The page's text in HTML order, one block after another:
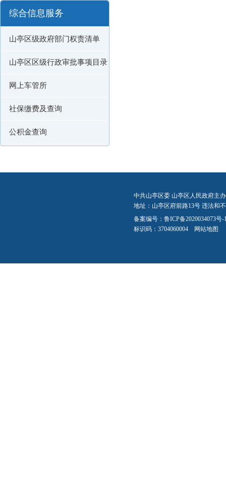
综合信息服务
山亭区级政府部门权责清单
山亭区区级行政审批事项目录
网上车管所
社保缴费及查询
公积金查询
中共山亭区委 山亭区人民政府主
地址：山亭区府前路13号 违法和
备案编号： 鲁ICP备2020034073号-
标识码：3704060004 网站地图